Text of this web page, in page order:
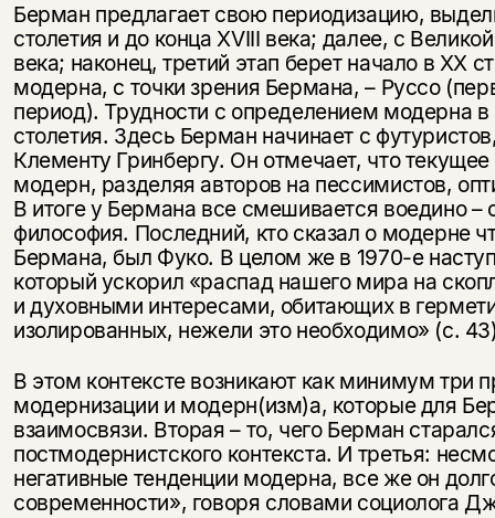
Берман предлагает свою периодизацию,
столетия и до конца XVIII века; далее, с
века; наконец, третий этап берет начало в ХХ
модерна, с точки зрения Бермана, – Руссо
период). Трудности с определением модерна
столетия. Здесь Берман начинает с
Клементу Гринбергу. Он отмечает, что
модерн, разделяя авторов на пессимистов,
В итоге у Бермана все смешивается воедино –
философия. Последний, кто сказал о модерне
Бермана, был Фуко. В целом же в 1970-е
который ускорил «распад нашего мира на
и духовными интересами, обитающих в
изолированных, нежели это необходимо» (с.
В этом контексте возникают как минимум три
модернизации и модерн(изм)а, которые для
взаимосвязи. Вторая – то, чего Берман
постмодернистского контекста. И третья:
негативные тенденции модерна, все же он
современности», говоря словами социолога